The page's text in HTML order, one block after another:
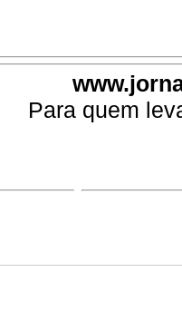
Para quem